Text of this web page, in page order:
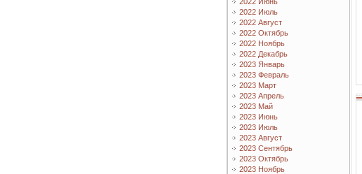
2022 Июль
2022 Август
2022 Октябрь
2022 Ноябрь
2022 Декабрь
2023 Январь
2023 Февраль
2023 Март
2023 Апрель
2023 Май
2023 Июнь
2023 Июль
2023 Август
2023 Сентябрь
2023 Октябрь
2023 Ноябрь